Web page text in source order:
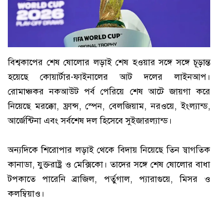
বিশ্বকাপের শেষ ষোলোর লড়াই শেষ হওয়ার সঙ্গে সঙ্গে চূড়ান্ত
হয়েছে কোয়ার্টার-ফাইনালের আট দলের লাইনআপ।
রোমাঞ্চকর নকআউট পর্ব পেরিয়ে শেষ আটে জায়গা করে
নিয়েছে মরক্কো, ফ্রান্স, স্পেন, বেলজিয়াম, নরওয়ে, ইংল্যান্ড,
আর্জেন্টিনা এবং সর্বশেষ দল হিসেবে সুইজারল্যান্ড।
অন্যদিকে শিরোপার লড়াই থেকে বিদায় নিয়েছে তিন স্বাগতিক
কানাডা, যুক্তরাষ্ট্র ও মেক্সিকো। তাদের সঙ্গে শেষ ষোলোর বাধা
টপকাতে পারেনি ব্রাজিল, পর্তুগাল, প্যারাগুয়ে, মিসর ও
কলম্বিয়াও।